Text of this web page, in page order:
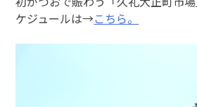
ケジュールは→こちら。